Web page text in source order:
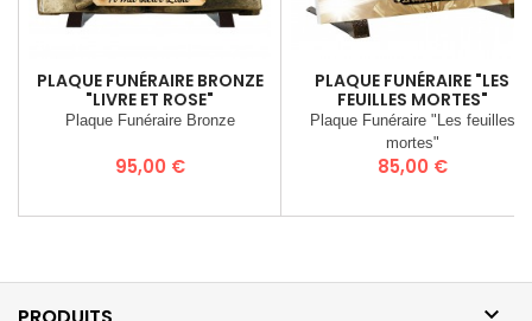
PLAQUE FUNÉRAIRE BRONZE
"LIVRE ET ROSE"
Plaque Funéraire Bronze
Prix
95,00 €
PLAQUE FUNÉRAIRE "LES
FEUILLES MORTES"
Plaque Funéraire "Les feuilles
mortes"
Prix
85,00 €
